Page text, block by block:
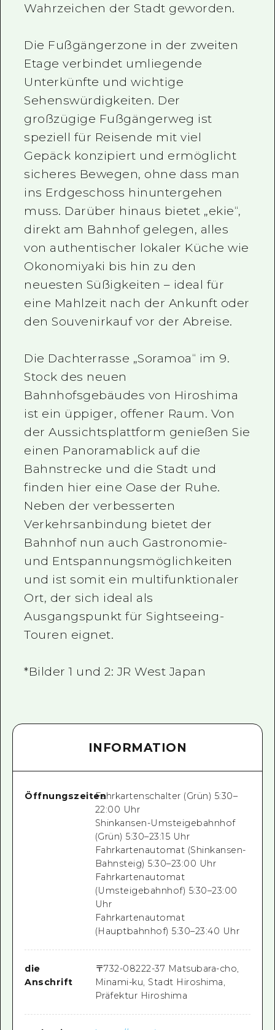
Wahrzeichen der Stadt geworden.
Die Fußgängerzone in der zweiten
Etage verbindet umliegende
Unterkünfte und wichtige
Sehenswürdigkeiten. Der
großzügige Fußgängerweg ist
speziell für Reisende mit viel
Gepäck konzipiert und ermöglicht
sicheres Bewegen, ohne dass man
ins Erdgeschoss hinuntergehen
muss. Darüber hinaus bietet „ekie“,
direkt am Bahnhof gelegen, alles
von authentischer lokaler Küche wie
Okonomiyaki bis hin zu den
neuesten Süßigkeiten – ideal für
eine Mahlzeit nach der Ankunft oder
den Souvenirkauf vor der Abreise.
Die Dachterrasse „Soramoa“ im 9.
Stock des neuen
Bahnhofsgebäudes von Hiroshima
ist ein üppiger, offener Raum. Von
der Aussichtsplattform genießen Sie
einen Panoramablick auf die
Bahnstrecke und die Stadt und
finden hier eine Oase der Ruhe.
Neben der verbesserten
Verkehrsanbindung bietet der
Bahnhof nun auch Gastronomie-
und Entspannungsmöglichkeiten
und ist somit ein multifunktionaler
Ort, der sich ideal als
Ausgangspunkt für Sightseeing-
Touren eignet.
*Bilder 1 und 2: JR West Japan
INFORMATION
ÖffnungszeitenFahrkartenschalter (Grün) 5:30–
22:00 Uhr
Shinkansen-Umsteigebahnhof
(Grün) 5:30–23:15 Uhr
Fahrkartenautomat (Shinkansen-
Bahnsteig) 5:30–23:00 Uhr
Fahrkartenautomat
(Umsteigebahnhof) 5:30–23:00
Uhr
Fahrkartenautomat
(Hauptbahnhof) 5:30–23:40 Uhr
die
Anschrift
〒732-08222-37 Matsubara-cho,
Minami-ku, Stadt Hiroshima,
Präfektur Hiroshima